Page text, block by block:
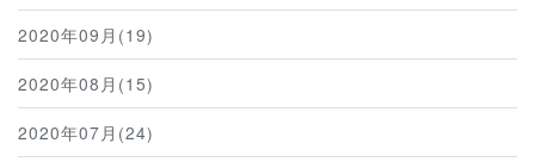
2020年09月(19)
2020年08月(15)
2020年07月(24)